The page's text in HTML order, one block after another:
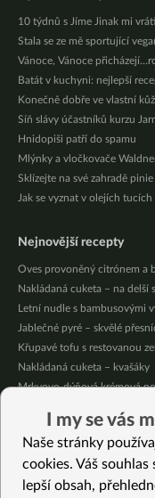
10 týdnů s Jíme Jinak mi
Stala se ze mě sportující
Vánoce, Vánoce
Batát v kuchyni: nejlepší
Konečně dobře ve vlastní
Síň slávy účastníků kurzu
Hnidopiši patří do spamu
Mlýnky a vločkovače
Sklízejte na své zahradě pinie
Jak se vyznat v olejích
Nejnovější recepty
Oves provoněný citrónem a
Nakládaná cuketa – na delší
Letní nudle s bambusovými
Jablečné pyré – skvělé
Křupavé tofu s restovanou
Nakládaná cuketa – kvašáky
Mrkvovo-dýňová krémová
Osvěžující čaj s citronovými
Nepečený jablečný dort s
Vybrané recepty
I my se vás
Naše stránky
cookies. Váš
lepší obsah,